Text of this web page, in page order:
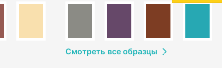
Смотреть все образцы